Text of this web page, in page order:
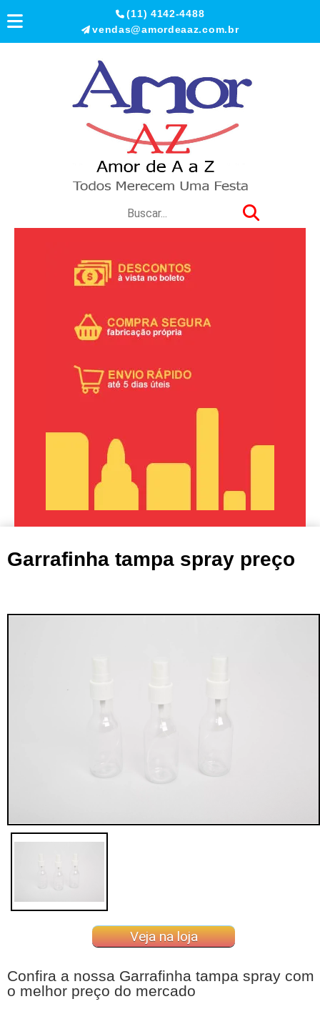
(11) 4142-4488
vendas@amordeaaz.com.br
Garrafinha tampa spray preço
Veja na loja
Confira a nossa Garrafinha tampa spray com
o melhor preço do mercado